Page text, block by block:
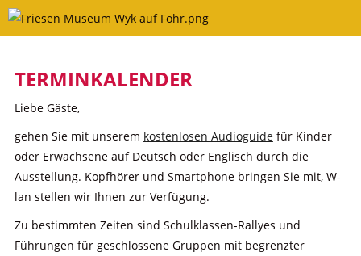
Skip
TERMINKALENDER
Liebe Gäste,
gehen Sie mit unserem kostenlosen Audioguidefür Kinder
oder Erwachsene auf Deutsch oder Englisch durch die
Ausstellung. Kopfhörer und Smartphone bringen Sie mit, W-
lan stellen wir Ihnen zur Verfügung.
Zu bestimmten Zeiten sind Schulklassen-Rallyes und
Führungen für geschlossene Gruppen mit begrenzter